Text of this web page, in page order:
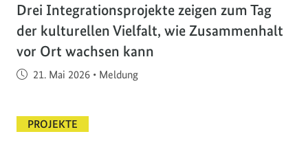
Drei Integrationsprojekte zeigen zum Tag
der kulturellen Vielfalt, wie Zusammenhalt
vor Ort wachsen kann
Veröffentlicht am
21. Mai 2026 • Meldung
PROJEKTE